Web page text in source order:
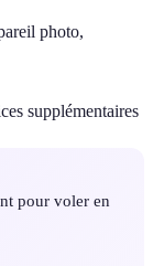
photo,
supplémentaires
pour voler en